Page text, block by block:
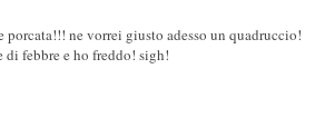
ne vorrei giusto adesso un quadruccio!
febbre e ho freddo! sigh!